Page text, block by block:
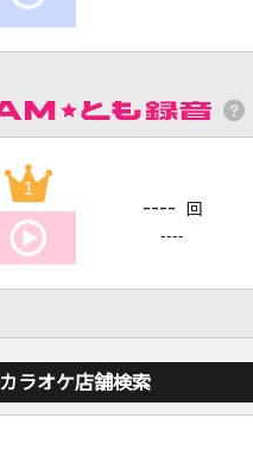
1
---- 回
----
カラオケ店舗検索